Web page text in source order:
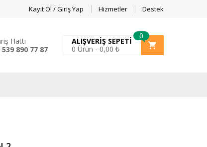
Kayıt Ol / Giriş Yap Hizmetler Destek
Hattı
539 890 77 87
0
ALIŞVERIŞ SEPETI
0 Ürün - 0,00 ₺